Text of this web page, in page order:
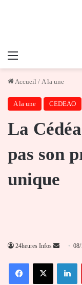
Menu
Accueil / A la une
A la une CEDEAO
La
pas son
unique
24heures Infos
Envoyer
courriel
FacebookX